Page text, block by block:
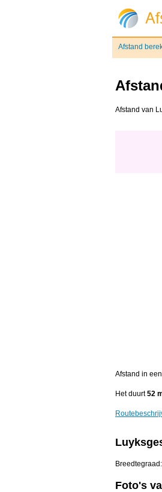
Afstand
Afstand van
Afstand in
Het duurt52
Foto's